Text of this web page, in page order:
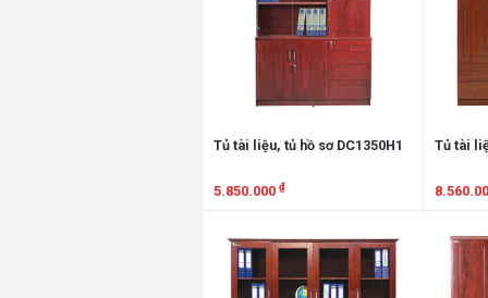
Tủ tài liệu, tủ hồ sơ DC1350H1
5.850.000 ₫
Tủ tài